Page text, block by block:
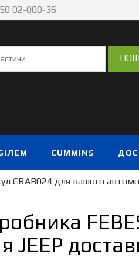
02-000-36
CUMMINS
CRAB024 для вашого
JEEP